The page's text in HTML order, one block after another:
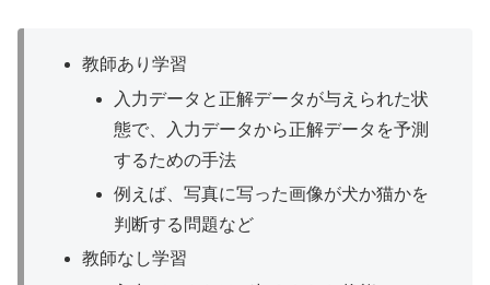
教師あり学習
入力データと正解データが与えられた状
態で、入力データから正解データを予測
するための手法
例えば、写真に写った画像が犬か猫かを
判断する問題など
教師なし学習